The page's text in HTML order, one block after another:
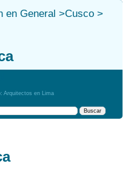
en General >Cusco>
Arquitectos en Lima